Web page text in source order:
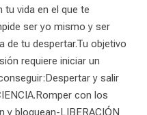
tu vida en el que te
ser yo mismo y ser
de tu despertar.Tu objetivo
requiere iniciar un
y salir
con los
y bloquean-LIBERACIÓN